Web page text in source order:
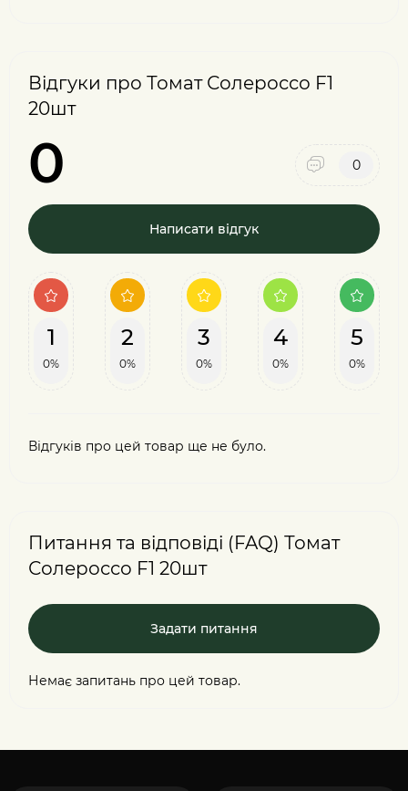
Відгуки про Томат Солероссо F1
20шт
0 0
Написати відгук
1
0%
2
0%
3
0%
4
0%
5
0%
Відгуків про цей товар ще не було.
Питання та відповіді (FAQ) Томат
Солероссо F1 20шт
Задати питання
Немає запитань про цей товар.